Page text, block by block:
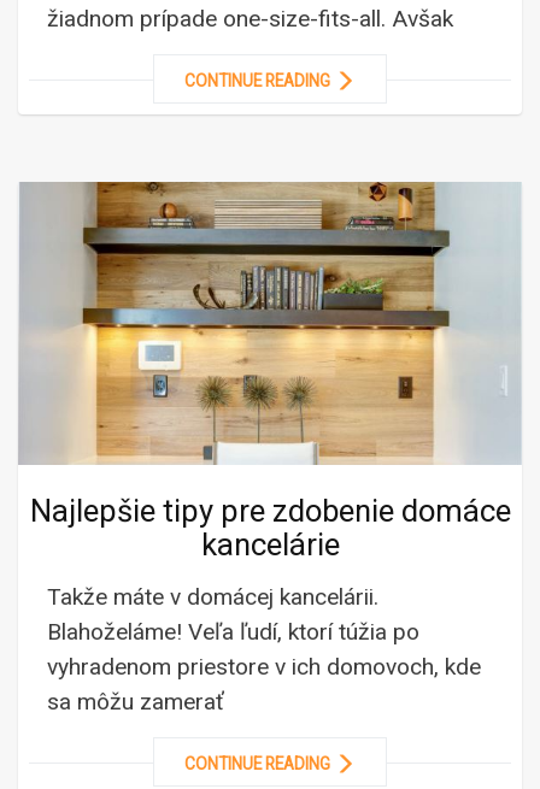
žiadnom prípade one-size-fits-all. Avšak
CONTINUE READING
Najlepšie tipy pre zdobenie domáce
kancelárie
Takže máte v domácej kancelárii.
Blahoželáme! Veľa ľudí, ktorí túžia po
vyhradenom priestore v ich domovoch, kde
sa môžu zamerať
CONTINUE READING